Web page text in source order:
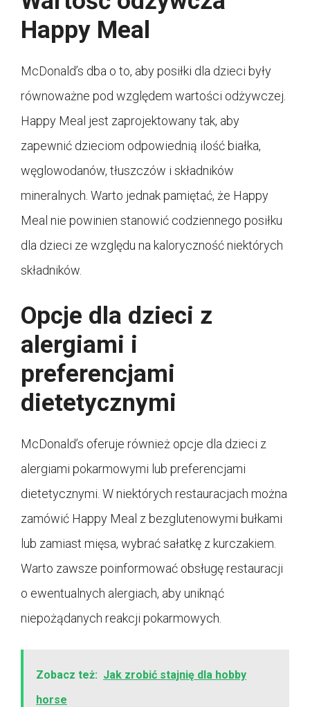
Happy Meal
McDonald’s dba o to, aby posiłki dla dzieci były
równoważne pod względem wartości odżywczej.
Happy Meal jest zaprojektowany tak, aby
zapewnić dzieciom odpowiednią ilość białka,
węglowodanów, tłuszczów i składników
mineralnych. Warto jednak pamiętać, że Happy
Meal nie powinien stanowić codziennego posiłku
dla dzieci ze względu na kaloryczność niektórych
składników.
Opcje dla dzieci z
alergiami i
preferencjami
dietetycznymi
McDonald’s oferuje również opcje dla dzieci z
alergiami pokarmowymi lub preferencjami
dietetycznymi. W niektórych restauracjach można
zamówić Happy Meal z bezglutenowymi bułkami
lub zamiast mięsa, wybrać sałatkę z kurczakiem.
Warto zawsze poinformować obsługę restauracji
o ewentualnych alergiach, aby uniknąć
niepożądanych reakcji pokarmowych.
Zobacz też: Jak zrobić stajnię dla hobby
horse